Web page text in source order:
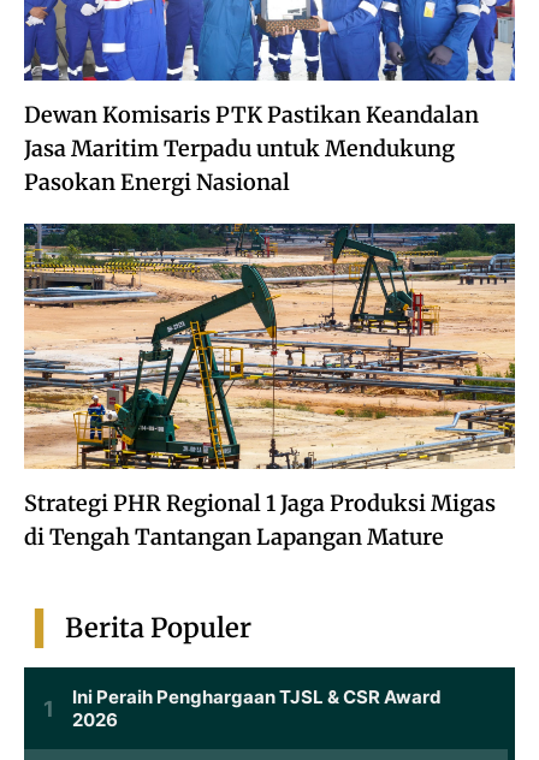
Dewan Komisaris PTK Pastikan Keandalan
Jasa Maritim Terpadu untuk Mendukung
Pasokan Energi Nasional
Strategi PHR Regional 1 Jaga Produksi Migas
di Tengah Tantangan Lapangan Mature
Berita Populer